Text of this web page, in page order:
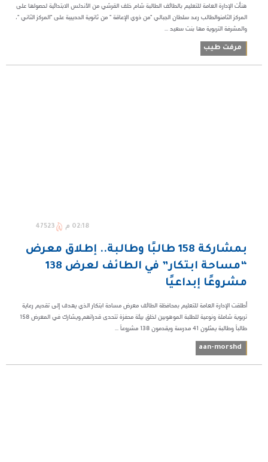
هنأت الإدارة العامة للتعليم بالطائف الطالبة شام خلف القرشي من الأندلس الابتدائية لحصولها على
المركز الثامنوالطالب رعد سلطان الجبالي "من ذوي الإعاقة " من ثانوية الحديبية على "المركز الثاني "،
والمشرفة التربوية مها بنت سعيد ...
مرفت طيب
02:18 م 47523
بمشاركة 158 طالبًا وطالبة.. إطلاق معرض
“مساحة ابتكار” في الطائف لعرض 138
مشروعًا إبداعيًا
أطلقت الإدارة العامة للتعليم بمحافظة الطائف معرض مساحة ابتكار الذي يهدف إلى تقديم رعاية
تربوية شاملة ونوعية للطلبة الموهوبين لخلق بيئة محفزة تتحدى قدراتهم.ويشارك في المعرض 158
طالباً وطالبة يمثلون 41 مدرسة ويقدمون 138 مشروعاً ...
aan-morshd